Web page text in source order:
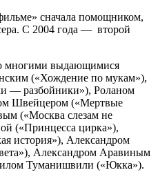
сначала помощником,
С 2004 года — второй
многими выдающимися
(«Хождение по мукам»),
— разбойники»), Роланом
Швейцером («Мертвые
(«Москва слезам не
(«Принцесса цирка»),
история»), Александром
Александром Аравиным
Туманишвили («Юкка»).